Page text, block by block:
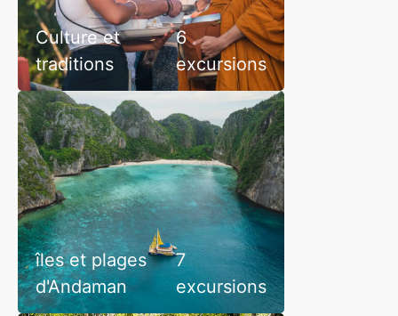
Culture et
traditions
6
excursions
îles et plages
d'Andaman
7
excursions